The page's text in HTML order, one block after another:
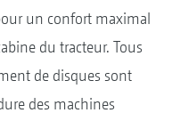
un confort maximal
du tracteur. Tous
de disques sont
des machines